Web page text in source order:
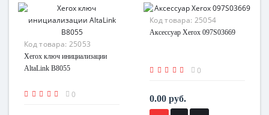
Код товара: 25053
Xerox ключ инициализации
AltaLink B8055
0
Код товара: 25054
Аксессуар Xerox 097S03669
0
0.00 руб.